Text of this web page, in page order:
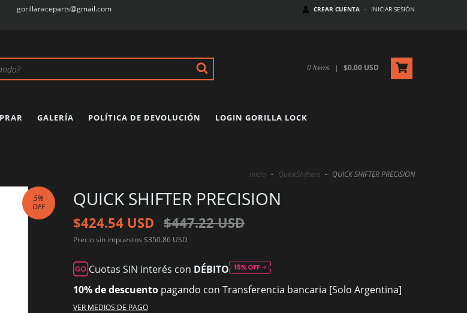
gorillaraceparts@gmail.com CREAR CUENTA - INICIAR SESIÓN
0Items | $0.00 USD
GALERÍA POLÍTICA DE DEVOLUCIÓN LOGIN GORILLA LOCK
Inicio - QuickShifters - QUICK SHIFTER PRECISION
5%
OFF
QUICK SHIFTER PRECISION
$424.54 USD $447.22 USD
Precio sin impuestos $350.86 USD
Cuotas SIN interés con DÉBITO
10% de descuento pagando con Transferencia bancaria [Solo Argentina]
VER MEDIOS DE PAGO